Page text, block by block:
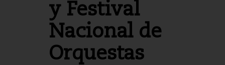
y Festival
Nacional de
Orquestas